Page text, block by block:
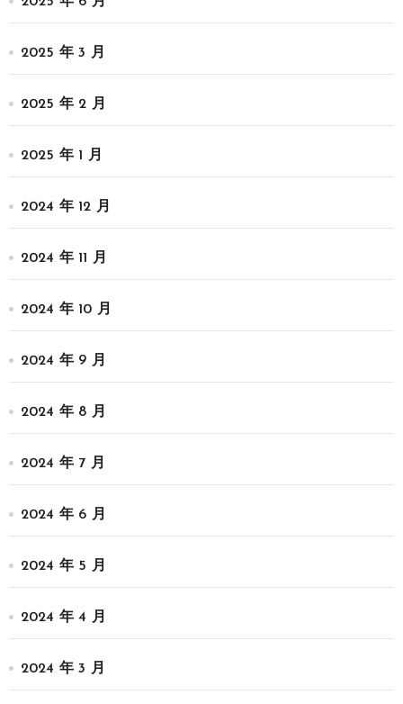
2025 年 3 月
2025 年 2 月
2025 年 1 月
2024 年 12 月
2024 年 11 月
2024 年 10 月
2024 年 9 月
2024 年 8 月
2024 年 7 月
2024 年 6 月
2024 年 5 月
2024 年 4 月
2024 年 3 月